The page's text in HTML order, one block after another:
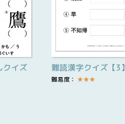
クイズ 難読漢字クイズ【3】
難易度： ★★★